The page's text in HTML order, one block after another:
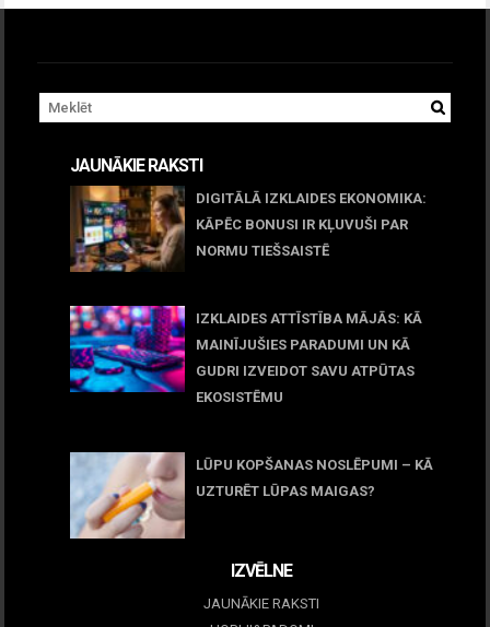
JAUNĀKIE RAKSTI
DIGITĀLĀ IZKLAIDES EKONOMIKA:
KĀPĒC BONUSI IR KĻUVUŠI PAR
NORMU TIEŠSAISTĒ
IZKLAIDES ATTĪSTĪBA MĀJĀS: KĀ
MAINĪJUŠIES PARADUMI UN KĀ
GUDRI IZVEIDOT SAVU ATPŪTAS
EKOSISTĒMU
LŪPU KOPŠANAS NOSLĒPUMI – KĀ
UZTURĒT LŪPAS MAIGAS?
IZVĒLNE
JAUNĀKIE RAKSTI